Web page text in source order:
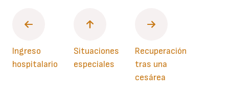
Ingreso
hospitalario
Situaciones
especiales
Recuperación
tras una
cesárea